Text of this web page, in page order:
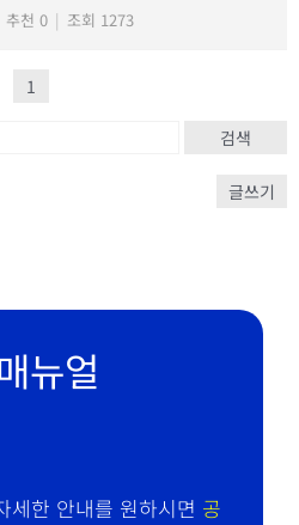
추천 0 | 조회 1273
1
검색
글쓰기
뉴얼
세한 안내를 원하시면 공